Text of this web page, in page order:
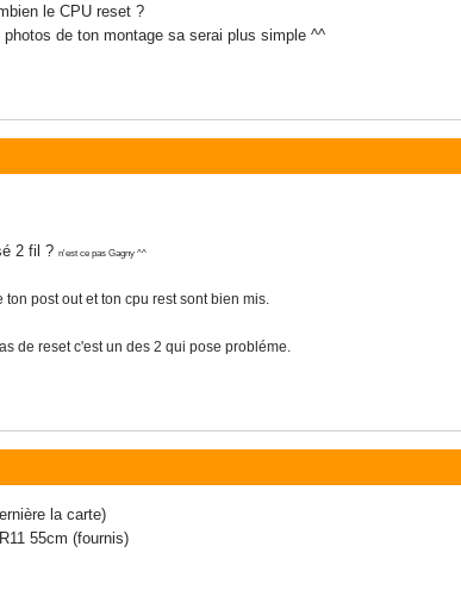
le CPU reset ?
de ton montage sa serai plus simple ^^
2 fil ? n'est ce pas Gagny ^^
ton post out et ton cpu rest sont bien mis.
de reset c'est un des 2 qui pose probléme.
la carte)
55cm (fournis)